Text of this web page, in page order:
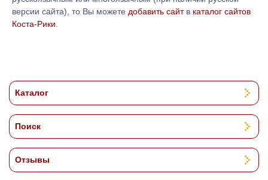
версии сайта), то Вы можете добавить сайтв каталог сайтов
Коста-Рики
Каталог
Поиск
Отзывы